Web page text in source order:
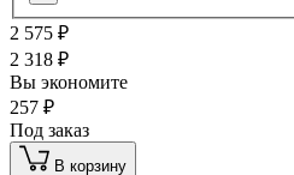
2 575 ₽
2 318 ₽
Вы экономите
257 ₽
Под заказ
В корзину